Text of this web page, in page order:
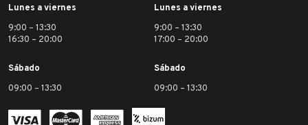
Lunes a viernes
9:00 – 13:30
16:30 – 20:00
Sábado
09:00 – 13:30
Lunes a viernes
9:00 – 13:30
17:00 – 20:00
Sábado
09:00 – 13:30